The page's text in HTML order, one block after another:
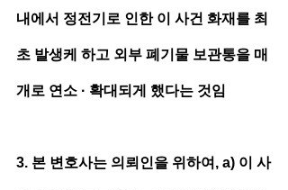
내에서 정전기로 인한 이 사건 화재를 최
초 발생케 하고 외부 폐기물 보관통을 매
개로 연소 · 확대되게 했다는 것임
3. 본 변호사는 의뢰인을 위하여, a) 이 사